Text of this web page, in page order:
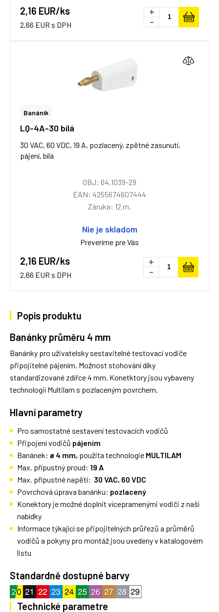
2,16 EUR/ks
2,66 EUR s DPH
+
-
Banánik
LQ-4A-30 bílá
30 VAC, 60 VDC, 19 A, pozlacený, zpětné zasunutí,
pájení, bílá
OBJ: 64.1039-29
EAN: 4255674607444
Záruka: 12 m.
Nie je skladom
Preveríme pre Vás
2,16 EUR/ks
2,66 EUR s DPH
+
-
Popis produktu
Banánky průměru 4 mm
Banánky pro uživatelsky sestavitelné testovací vodiče
připojitelné pájením. Možnost stohování díky
standardizované zdířce 4 mm. Konetktory jsou vybaveny
technologií Multilam s pozlaceným povrchem.
Hlavní parametry
Pro samostatné sestavení testovacích vodičů
Připojení vodičů pájením
Banánek: ø 4 mm, použita technologie MULTILAM
Max. přípustný proud: 19 A
Max. přípustné napětí: 30 VAC, 60 VDC
Povrchová úprava banánku: pozlacený
Konektory je možné doplnit vícepramenými vodiči z naší
nabídky
Informace týkající se připojitelných průřezů a průměrů
vodičů a pokyny pro montáž jsou uvedeny v katalogovém
listu
Standardně dostupné barvy
Technické parametre